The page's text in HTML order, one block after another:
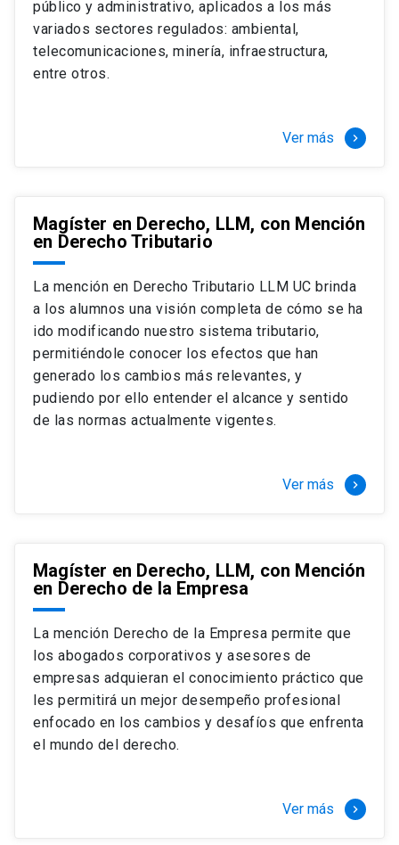
Si optas por la modalidad Full Time:
El LLM UC Full Time es una versión del programa
destinado principalmente a extranjeros, que permite
necesidades y expectativas profesionales, eligiendo
completamente al programa o compatibilizarás un
estudio intenso y exigente, con una muy baja carga
laboral, de marzo a noviembre, para dedicarte
completamente a la actividad de graduación de
diciembre a marzo.
2 cursos mínimos (10 créditos) Primer
semestre
+ 5 cursos a elección (50 créditos) Primer
semestre
+ 4 cursos a elección (40 créditos)
tres meses a tiempo completo (20
Juan Ignacio Piña Rochefort
Director Magíster en Derecho, LLM UC
público y administrativo, aplicados a los más
variados sectores regulados: ambiental,
telecomunicaciones, minería, infraestructura,
entre otros.
Ver más keyboard_arrow_right
Magíster en Derecho, LLM, con Mención
en Derecho Tributario
La mención en Derecho Tributario LLM UC brinda
a los alumnos una visión completa de cómo se ha
ido modificando nuestro sistema tributario,
permitiéndole conocer los efectos que han
generado los cambios más relevantes, y
pudiendo por ello entender el alcance y sentido
de las normas actualmente vigentes.
Ver más keyboard_arrow_right
Magíster en Derecho, LLM, con Mención
en Derecho de la Empresa
La mención Derecho de la Empresa permite que
los abogados corporativos y asesores de
empresas adquieran el conocimiento práctico que
les permitirá un mejor desempeño profesional
enfocado en los cambios y desafíos que enfrenta
el mundo del derecho.
Ver más keyboard_arrow_right